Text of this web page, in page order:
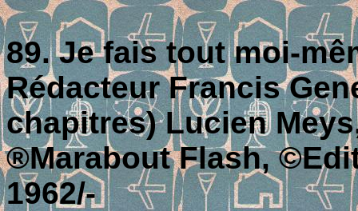
89. Je fais tout moi-
Rédacteur Francis
chapitres) Lucien
®Marabout Flash,
1962/-